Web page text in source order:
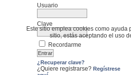
Este sitio emplea cookies como ayuda
sitio, estás aceptando el uso
Usuario
Clave
Recordarme
¿Recuperar clave?
¿Quiere registrarse? Regístrese